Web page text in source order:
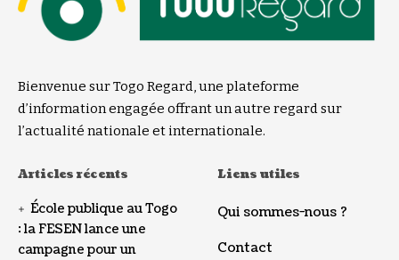
Bienvenue sur Togo Regard, une plateforme
d’information engagée offrant un autre regard sur
l’actualité nationale et internationale.
Articles récents
École publique au Togo
: la FESEN lance une
campagne pour un
Liens utiles
Qui sommes-nous ?
Contact